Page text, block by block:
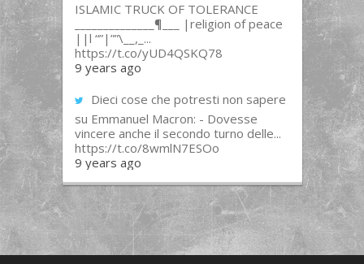
ISLAMIC TRUCK OF TOLERANCE
______________¶___ |religion of peace
||l “”|””\__,_...
https://t.co/yUD4QSKQ78
9 years ago
Dieci cose che potresti non sapere
su Emmanuel Macron: - Dovesse
vincere anche il secondo turno delle...
https://t.co/8wmlN7ESOo
9 years ago